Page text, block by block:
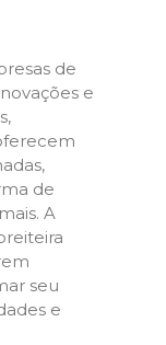
de
e
de
A
seu
e